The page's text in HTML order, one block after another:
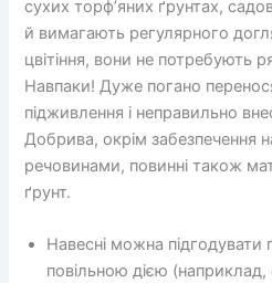
сухих торф’яних ґрунтах,
й вимагають регулярного
цвітіння, вони не потребують
Навпаки! Дуже погано
підживлення і неправильно
Добрива, окрім
речовинами, повинні також
ґрунт.
Навесні можна підгодувати
повільною дією